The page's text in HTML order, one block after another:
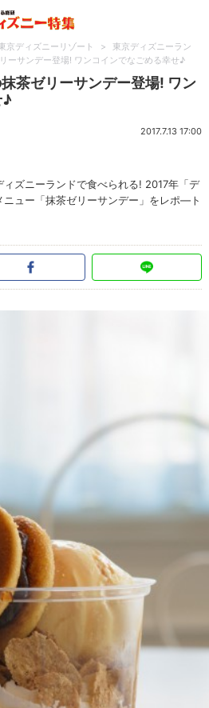
京ディズニーリゾート >
東京ディズニーラン
ーサンデー登場! ワンコインでなごめる幸せ♪
茶ゼリーサンデー登場! ワン
♪
2017.7.13 17:00
ズニーランドで食べられる! 2017年「デ
ニュー「抹茶ゼリーサンデー」をレポ―ト